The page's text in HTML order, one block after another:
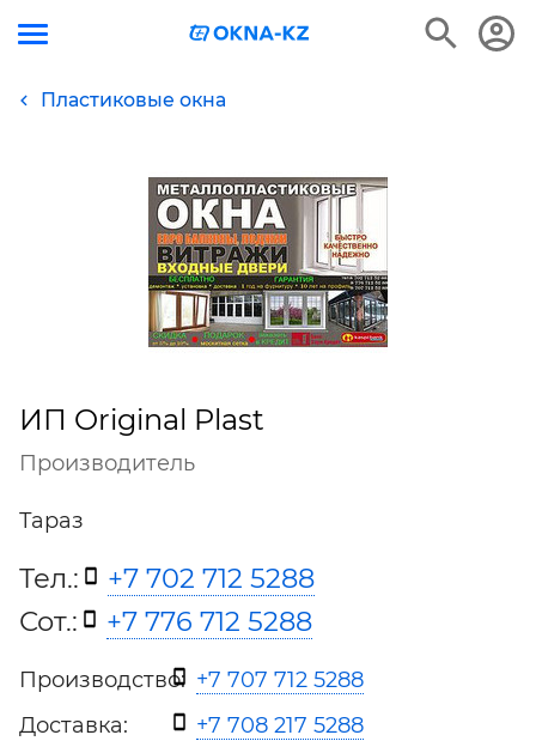
Пластиковые окна
ИП Original Plast
Производитель
Тараз
Тел.:
+7 702 712 5288
Сот.:
+7 776 712 5288
Производство: +7 707 712 5288
Доставка:
+7 708 217 5288